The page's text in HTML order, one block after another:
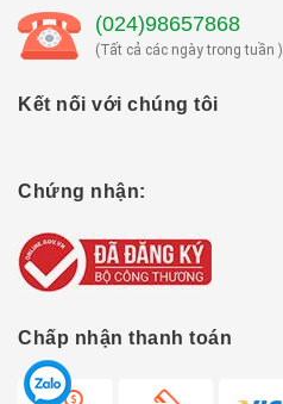
(024)98657868
(Tất cả các ngày trong tuần )
Kết nối với chúng tôi
Chứng nhận:
Chấp nhận thanh toán